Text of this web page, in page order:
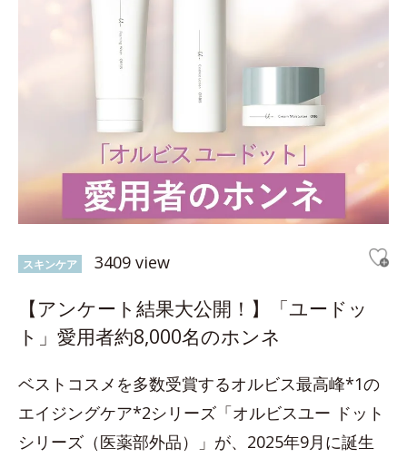
スキンケア 3409 view
【アンケート結果大公開！】「ユードッ
ト」愛用者約8,000名のホンネ
ベストコスメを多数受賞するオルビス最高峰*1の
エイジングケア*2シリーズ「オルビスユー ドット
シリーズ（医薬部外品）」が、2025年9月に誕生